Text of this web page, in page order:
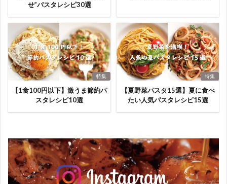
せ”パスタレシピ30選
特集
【1食100円以下】激うま節約パ
スタレシピ10選
特集
【夏野菜パスタ15選】夏に食べ
たい人気パスタレシピ15選